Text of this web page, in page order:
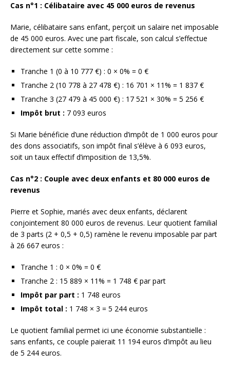
Cas n°1 : Célibataire avec 45 000 euros de revenus
Marie, célibataire sans enfant, perçoit un salaire net imposable
de 45 000 euros. Avec une part fiscale, son calcul s’effectue
directement sur cette somme :
Tranche 1 (0 à 10 777 €) : 0 × 0% = 0 €
Tranche 2 (10 778 à 27 478 €) : 16 701 × 11% = 1 837 €
Tranche 3 (27 479 à 45 000 €) : 17 521 × 30% = 5 256 €
Impôt brut : 7 093 euros
Si Marie bénéficie d’une réduction d’impôt de 1 000 euros pour
des dons associatifs, son impôt final s’élève à 6 093 euros,
soit un taux effectif d’imposition de 13,5%.
Cas n°2 : Couple avec deux enfants et 80 000 euros de
revenus
Pierre et Sophie, mariés avec deux enfants, déclarent
conjointement 80 000 euros de revenus. Leur quotient familial
de 3 parts (2 + 0,5 + 0,5) ramène le revenu imposable par part
à 26 667 euros :
Tranche 1 : 0 × 0% = 0 €
Tranche 2 : 15 889 × 11% = 1 748 € par part
Impôt par part : 1 748 euros
Impôt total : 1 748 × 3 = 5 244 euros
Le quotient familial permet ici une économie substantielle :
sans enfants, ce couple paierait 11 194 euros d’impôt au lieu
de 5 244 euros.